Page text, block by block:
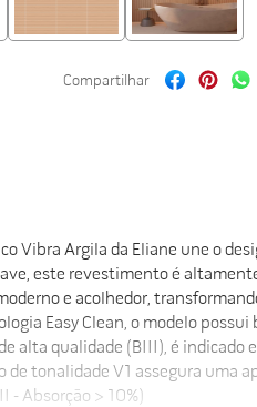
Vibra Argila da Eliane une o
este revestimento é
e acolhedor,
Easy Clean, o modelo
alta qualidade (BIII), é
de tonalidade V1 assegura uma
- Absorção > 10%)